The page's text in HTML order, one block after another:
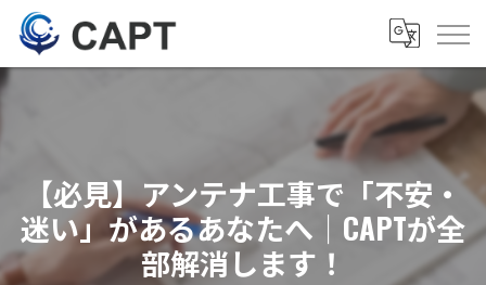
【必見】アンテナ工事で「不安・
迷い」があるあなたへ｜CAPTが全
部解消します！